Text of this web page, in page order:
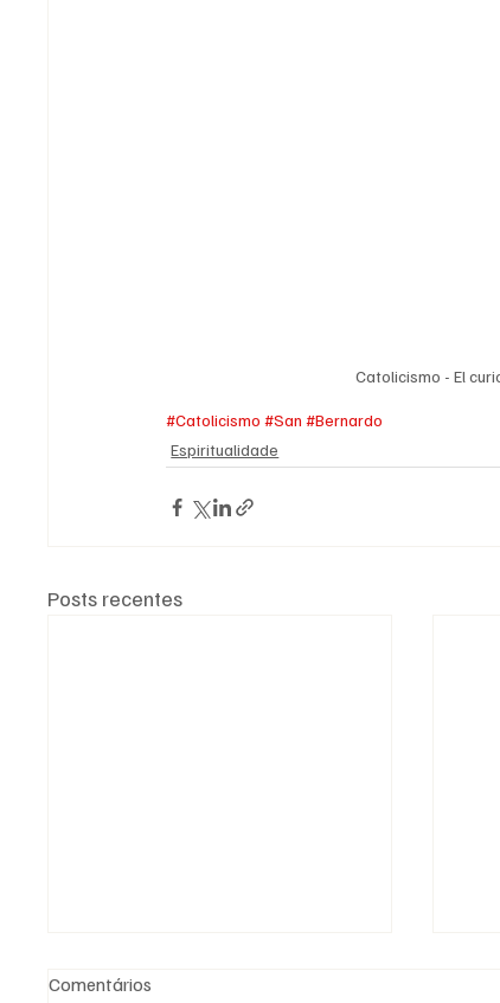
Catolicismo - El
#Catolicismo #San #Bernardo
Espiritualidade
Posts recentes
Comentários